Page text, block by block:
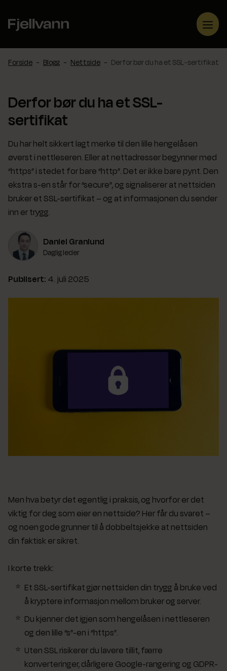
innhold
Forside - Blogg - Nettside - Derfor bør du ha et SSL-sertifikat
Derfor bør du ha et SSL-
sertifikat
Du har helt sikkert lagt merke til den lille hengelåsen
øverst i nettleseren. Eller at nettadresser begynner med
“https” i stedet for bare “http”. Det er ikke bare pynt. Den
ekstra s-en står for “secure”, og signaliserer at nettsiden
bruker et SSL-sertifikat – og at informasjonen du sender
inn er trygg.
Daniel Granlund
Daglig leder
Publisert: 4. juli 2025
Men hva betyr det egentlig i praksis, og hvorfor er det
viktig for deg som eier en nettside? Her får du svaret –
og noen gode grunner til å dobbeltsjekke at nettsiden
din faktisk er sikret.
I korte trekk:
Et SSL-sertifikat gjør nettsiden din trygg å bruke ved
å kryptere informasjon mellom bruker og server.
Du kjenner det igjen som hengelåsen i nettleseren
og den lille “s”-en i “https”.
Uten SSL risikerer du lavere tillit, færre
konverteringer, dårligere Google-rangering og GDPR-